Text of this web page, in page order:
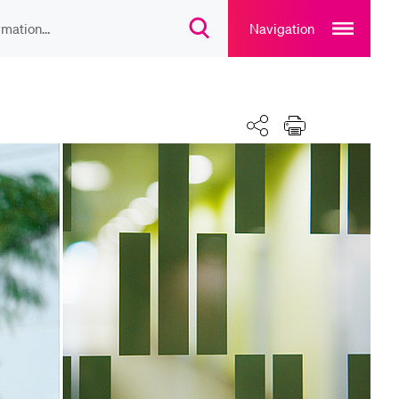
SuchdialogNavigation
main
navigation
Teilen Drucken
Mensa